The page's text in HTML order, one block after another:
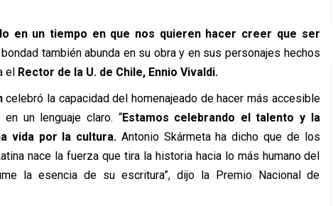
en un tiempo en que nos quieren hacer creer que ser
también abunda en su obra y en sus personajes hechos
elRector de la U. de Chile, Ennio Vivaldi.
celebró la capacidad del homenajeado de hacer más accesible
un lenguaje claro. “Estamos celebrando el talento y la
vida por la cultura. Antonio Skármeta ha dicho que de los
nace la fuerza que tira la historia hacia lo más humano del
la esencia de su escritura”, dijo la Premio Nacional de